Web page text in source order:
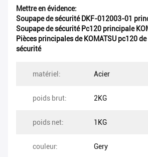
Mettre en évidence:
Soupape de sécurité DKF-012003-01
Soupape de sécurité Pc120 principale
Pièces principales de KOMATSU pc120
sécurité
matériel: Acier
poids brut: 2KG
poids net: 1KG
couleur: Gery